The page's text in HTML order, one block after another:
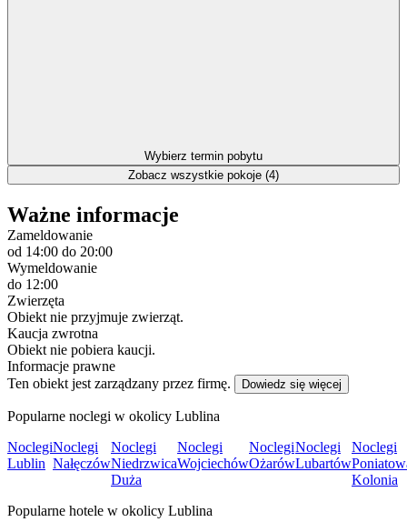
Wybierz termin pobytu
Zobacz wszystkie pokoje (4)
Ważne informacje
Zameldowanie
od 14:00 do 20:00
Wymeldowanie
do 12:00
Zwierzęta
Obiekt nie przyjmuje zwierząt.
Kaucja zwrotna
Obiekt nie pobiera kaucji.
Informacje prawne
Ten obiekt jest zarządzany przez firmę.
Dowiedz się więcej
Popularne noclegi w okolicy Lublina
Noclegi
Lublin
Noclegi
Nałęczów
Noclegi
Niedrzwica
Duża
Noclegi
Wojciechów
Noclegi
Ożarów
Noclegi
Lubartów
Noclegi
Kolonia
Popularne hotele w okolicy Lublina